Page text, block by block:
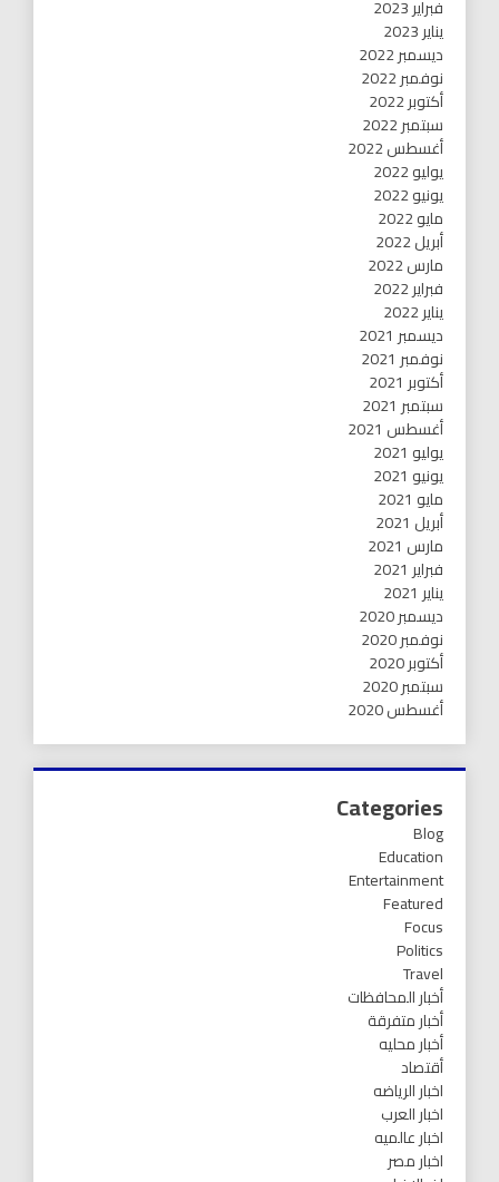
فبراير 2023
يناير 2023
ديسمبر 2022
نوفمبر 2022
أكتوبر 2022
سبتمبر 2022
أغسطس 2022
يوليو 2022
يونيو 2022
مايو 2022
أبريل 2022
مارس 2022
فبراير 2022
يناير 2022
ديسمبر 2021
نوفمبر 2021
أكتوبر 2021
سبتمبر 2021
أغسطس 2021
يوليو 2021
يونيو 2021
مايو 2021
أبريل 2021
مارس 2021
فبراير 2021
يناير 2021
ديسمبر 2020
نوفمبر 2020
أكتوبر 2020
سبتمبر 2020
أغسطس 2020
Categories
Blog
Education
Entertainment
Featured
Focus
Politics
Travel
أخبار المحافظات
أخبار متفرقة
أخبار محليه
أقتصاد
اخبار الرياضه
اخبار العرب
اخبار عالميه
اخبار مصر